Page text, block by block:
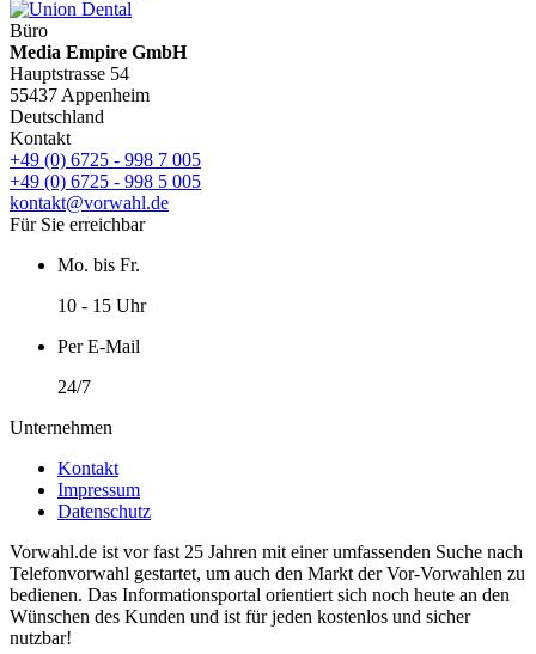
Büro
Media Empire GmbH
Hauptstrasse 54
55437 Appenheim
Deutschland
Kontakt
+49 (0) 6725 - 998 7 005
+49 (0) 6725 - 998 5 005
kontakt@vorwahl.de
Für Sie erreichbar
Mo. bis Fr.
10 - 15 Uhr
Per E-Mail
24/7
Unternehmen
Kontakt
Impressum
Datenschutz
Vorwahl.de ist vor fast 25 Jahren mit einer umfassenden Suche nach
Telefonvorwahl gestartet, um auch den Markt der Vor-Vorwahlen zu
bedienen. Das Informationsportal orientiert sich noch heute an den
Wünschen des Kunden und ist für jeden kostenlos und sicher
nutzbar!